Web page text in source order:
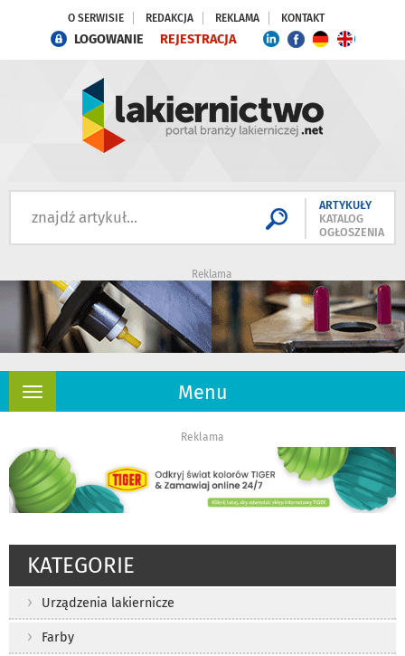
O SERWISIE REDAKCJA REKLAMA KONTAKT
LOGOWANIE REJESTRACJA
ARTYKUŁY
KATALOG
OGŁOSZENIA
Reklama
Menu
Rozwiń
Reklama
KATEGORIE
Urządzenia lakiernicze
Farby